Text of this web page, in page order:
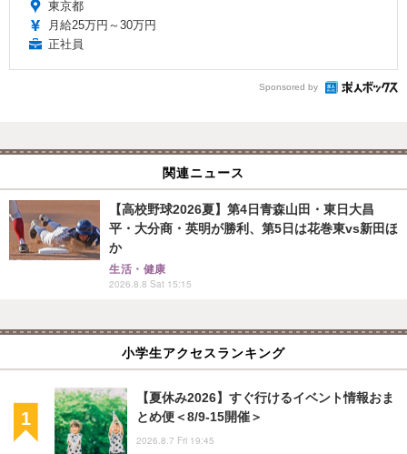
東京都
月給25万円～30万円
正社員
Sponsored by
関連ニュース
【高校野球2026夏】第4日青森山田・東日大昌
平・大分商・英明が勝利、第5日は花巻東vs新田ほ
か
生活・健康
2026.8.8 Sat 15:15
小学生アクセスランキング
【夏休み2026】すぐ行けるイベント情報おま
とめ便＜8/9-15開催＞
2026.8.7 Fri 19:45